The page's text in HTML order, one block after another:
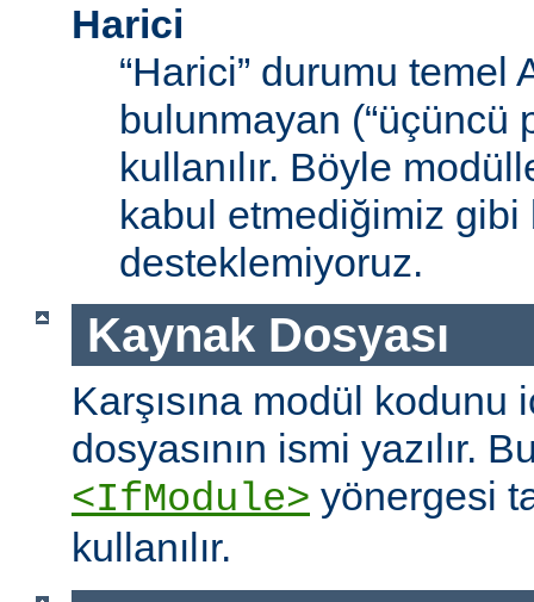
Harici
“Harici” durumu temel
bulunmayan (“üçüncü
kullanılır. Böyle
kabul etmediğimiz gibi
desteklemiyoruz.
Kaynak Dosyası
Karşısına modül kodunu
dosyasının ismi yazılır.
<IfModule> yönergesi
kullanılır.